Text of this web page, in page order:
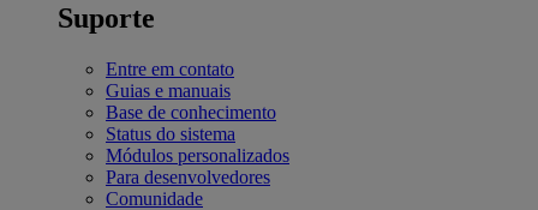
Suporte
Entre em contato
Guias e manuais
Base de conhecimento
Status do sistema
Módulos personalizados
Para desenvolvedores
Comunidade